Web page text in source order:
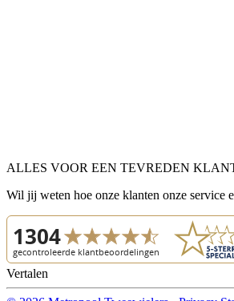
ALLES VOOR EEN TEVREDEN
Wil jij weten hoe onze klanten onze service
Vertalen